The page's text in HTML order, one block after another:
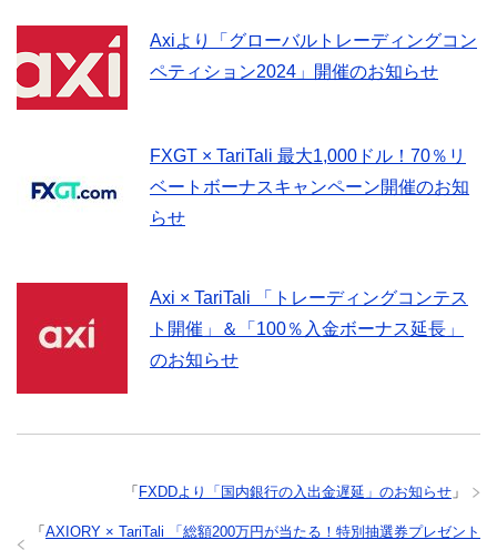
Axiより「グローバルトレーディングコン
ペティション2024」開催のお知らせ
FXGT × TariTali 最大1,000ドル！70％リ
ベートボーナスキャンペーン開催のお知
らせ
Axi × TariTali 「トレーディングコンテス
ト開催」＆「100％入金ボーナス延長」
のお知らせ
「 FXDDより「国内銀行の入出金遅延」のお知らせ 」
「 AXIORY × TariTali 「総額200万円が当たる！特別抽選券プレゼント